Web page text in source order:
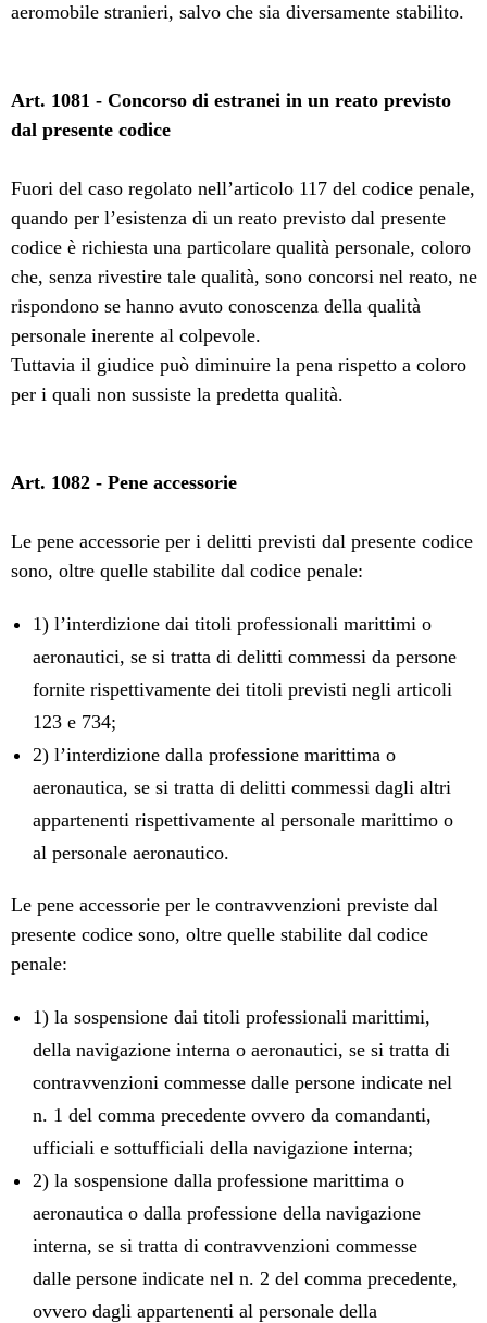
aeromobile stranieri, salvo che sia diversamente stabilito.
Art. 1081 - Concorso di estranei in un reato previsto
dal presente codice
Fuori del caso regolato nell’articolo 117 del codice penale,
quando per l’esistenza di un reato previsto dal presente
codice è richiesta una particolare qualità personale, coloro
che, senza rivestire tale qualità, sono concorsi nel reato, ne
rispondono se hanno avuto conoscenza della qualità
personale inerente al colpevole.
Tuttavia il giudice può diminuire la pena rispetto a coloro
per i quali non sussiste la predetta qualità.
Art. 1082 - Pene accessorie
Le pene accessorie per i delitti previsti dal presente codice
sono, oltre quelle stabilite dal codice penale:
1) l’interdizione dai titoli professionali marittimi o
aeronautici, se si tratta di delitti commessi da persone
fornite rispettivamente dei titoli previsti negli articoli
123 e 734;
2) l’interdizione dalla professione marittima o
aeronautica, se si tratta di delitti commessi dagli altri
appartenenti rispettivamente al personale marittimo o
al personale aeronautico.
Le pene accessorie per le contravvenzioni previste dal
presente codice sono, oltre quelle stabilite dal codice
penale:
1) la sospensione dai titoli professionali marittimi,
della navigazione interna o aeronautici, se si tratta di
contravvenzioni commesse dalle persone indicate nel
n. 1 del comma precedente ovvero da comandanti,
ufficiali e sottufficiali della navigazione interna;
2) la sospensione dalla professione marittima o
aeronautica o dalla professione della navigazione
interna, se si tratta di contravvenzioni commesse
dalle persone indicate nel n. 2 del comma precedente,
ovvero dagli appartenenti al personale della